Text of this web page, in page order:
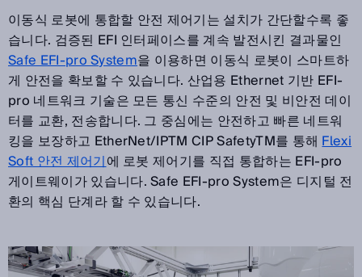
이동식 로봇에 통합할 안전 제어기는 설치가 간단할수록 좋
습니다. 검증된 EFI 인터페이스를 계속 발전시킨 결과물인
Safe EFI-pro System을 이용하면 이동식 로봇이 스마트하
게 안전을 확보할 수 있습니다. 산업용 Ethernet 기반 EFI-
pro 네트워크 기술은 모든 통신 수준의 안전 및 비안전 데이
터를 교환, 전송합니다. 그 중심에는 안전하고 빠른 네트워
킹을 보장하고 EtherNet/IPTM CIP SafetyTM를 통해Flexi
Soft 안전 제어기에 로봇 제어기를 직접 통합하는 EFI-pro
게이트웨이가 있습니다. Safe EFI-pro System은 디지털 전
환의 핵심 단계라 할 수 있습니다.